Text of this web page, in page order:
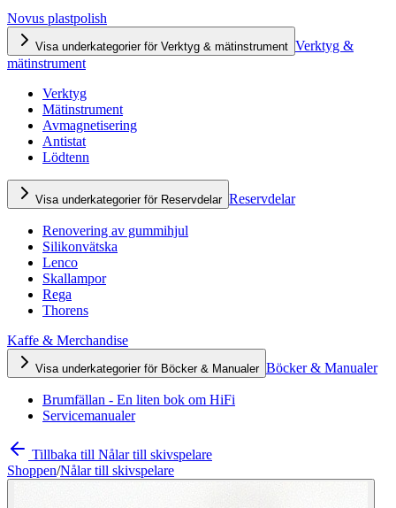
Novus plastpolish
Visa underkategorier för Verktyg & mätinstrument Verktyg &
mätinstrument
Verktyg
Mätinstrument
Avmagnetisering
Antistat
Lödtenn
Visa underkategorier för Reservdelar Reservdelar
Renovering av gummihjul
Silikonvätska
Lenco
Skallampor
Rega
Thorens
Kaffe & Merchandise
Visa underkategorier för Böcker & Manualer Böcker & Manualer
Brumfällan - En liten bok om HiFi
Servicemanualer
Tillbaka till Nålar till skivspelare
Shoppen/Nålar till skivspelare